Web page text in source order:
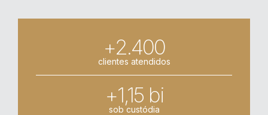
+2.400
clientes atendidos
+1,15 bi
sob custódia